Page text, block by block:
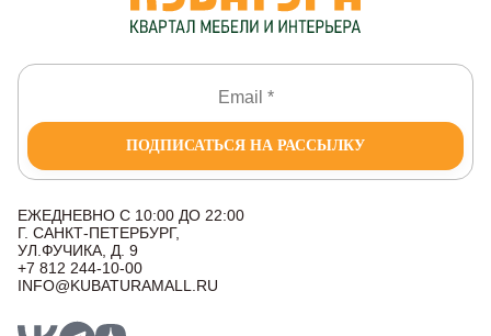
ПОДПИСАТЬСЯ НА РАССЫЛКУ
ЕЖЕДНЕВНО С 10:00 ДО 22:00
Г. САНКТ-ПЕТЕРБУРГ,
УЛ.ФУЧИКА, Д. 9
+7 812 244-10-00
INFO@KUBATURAMALL.RU